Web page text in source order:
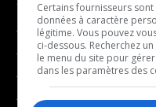
- Affaires municipales
- Communauté / Social
- Culture
- Économie
Certains fournisseurs
données à caractère
légitime. Vous pouvez
ci-dessous. Recherchez
le menu du site pour
dans les paramètres des